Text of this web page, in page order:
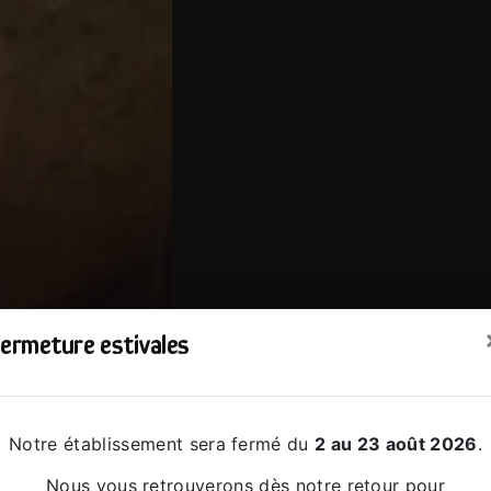
estivales
Notre établissement sera fermé du 2 au 23 août 2026.
Nous vous retrouverons dès notre retour pour